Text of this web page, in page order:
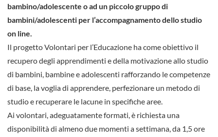
bambino/adolescente o ad un piccolo gruppo di
bambini/adolescenti per l’accompagnamento dello studio
on line.
Il progetto Volontari per l’Educazione ha come obiettivo il
recupero degli apprendimenti e della motivazione allo studio
di bambini, bambine e adolescenti rafforzando le competenze
di base, la voglia di apprendere, perfezionare un metodo di
studio e recuperare le lacune in specifiche aree.
Ai volontari, adeguatamente formati, è richiesta una
disponibilità di almeno due momenti a settimana, da 1,5 ore